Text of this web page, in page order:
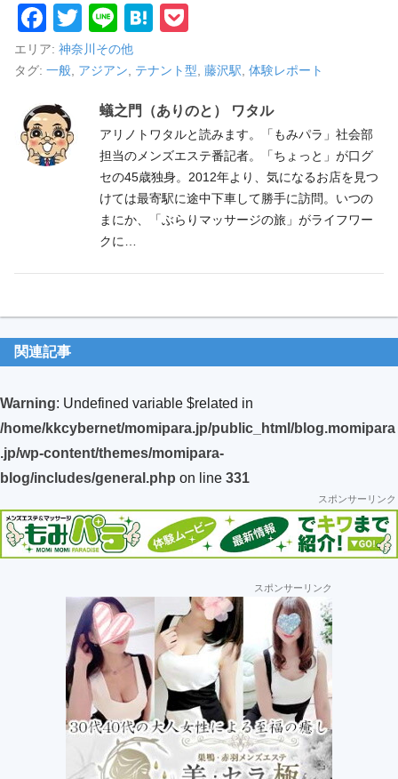
F
a
c
e
b
o
T
wi
tt
er
Li
n
e
H
e
n
a
ck
et
エリア: 神奈川その他
タグ: 一般 アジアン テナント型 藤沢駅 体験レポート
蟻之門（ありのと） ワタル
アリノトワタルと読みます。「もみパラ」社会部
担当のメンズエステ番記者。「ちょっと」が口グ
セの45歳独身。2012年より、気になるお店を見つ
けては最寄駅に途中下車して勝手に訪問。いつの
まにか、「ぶらりマッサージの旅」がライフワー
クに…
関連記事
Warning: Undefined variable $related in
/home/kkcybernet/momipara.jp/public_html/blog.momipara
.jp/wp-content/themes/momipara-
blog/includes/general.php on line 331
スポンサーリンク
スポンサーリンク